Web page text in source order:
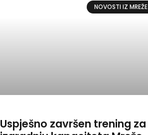
NOVOSTI IZ MREŽE
Uspješno završen trening za